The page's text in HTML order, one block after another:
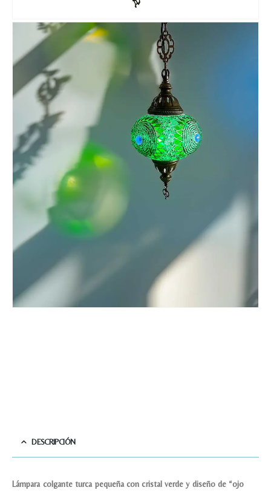
DESCRIPCIÓN
Lámpara colgante turca pequeña con cristal verde y diseño de “ojo